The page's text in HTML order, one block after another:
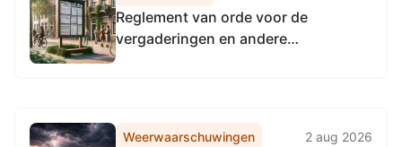
Reglement van orde voor de
vergaderingen en andere
Weerwaarschuwingen 2 aug 2026